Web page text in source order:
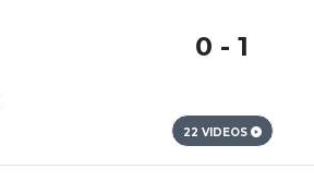
0 - 1
22 VIDEOS